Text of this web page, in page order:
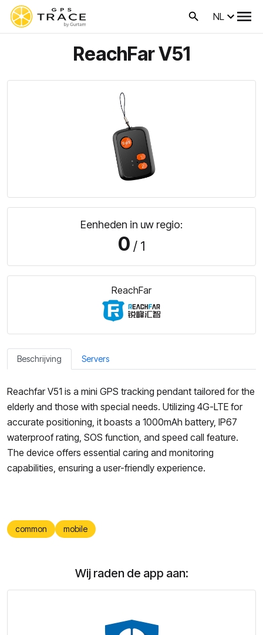
NL
ReachFar V51
Eenheden in uw regio:
0 / 1
ReachFar
Beschrijving Servers
Reachfar V51 is a mini GPS tracking pendant tailored for the
elderly and those with special needs. Utilizing 4G-LTE for
accurate positioning, it boasts a 1000mAh battery, IP67
waterproof rating, SOS function, and speed call feature.
The device offers essential caring and monitoring
capabilities, ensuring a user-friendly experience.
common mobile
Wij raden de app aan: